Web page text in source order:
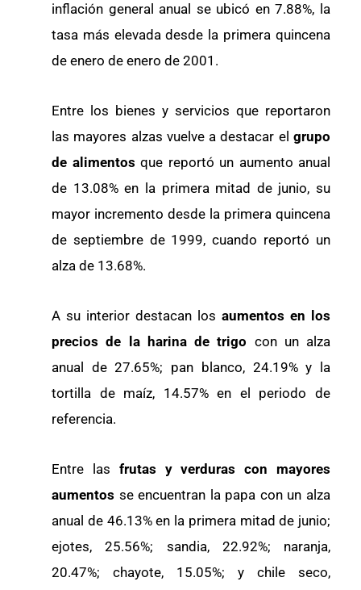
inflación general anual se ubicó en 7.88%, la
tasa más elevada desde la primera quincena
de enero de enero de 2001.
Entre los bienes y servicios que reportaron
las mayores alzas vuelve a destacar el grupo
de alimentos que reportó un aumento anual
de 13.08% en la primera mitad de junio, su
mayor incremento desde la primera quincena
de septiembre de 1999, cuando reportó un
alza de 13.68%.
A su interior destacan los aumentos en los
precios de la harina de trigo con un alza
anual de 27.65%; pan blanco, 24.19% y la
tortilla de maíz, 14.57% en el periodo de
referencia.
Entre las frutas y verduras con mayores
aumentos se encuentran la papa con un alza
anual de 46.13% en la primera mitad de junio;
ejotes, 25.56%; sandia, 22.92%; naranja,
20.47%; chayote, 15.05%; y chile seco,